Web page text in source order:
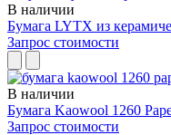
В наличии
Бумага LYTX из
Запрос стоимости
В наличии
Бумага Kaowool 1260
Запрос стоимости